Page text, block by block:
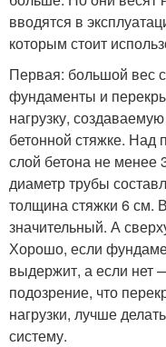
вводятся в
которым стоит
Первая: большой вес
фундаменты и
нагрузку,
бетонной стяжке. Над
слой бетона не менее
диаметр трубы
толщина стяжки 6 см.
значительный. А
Хорошо, если
выдержит, а если нет
подозрение, что
нагрузки, лучше
систему.